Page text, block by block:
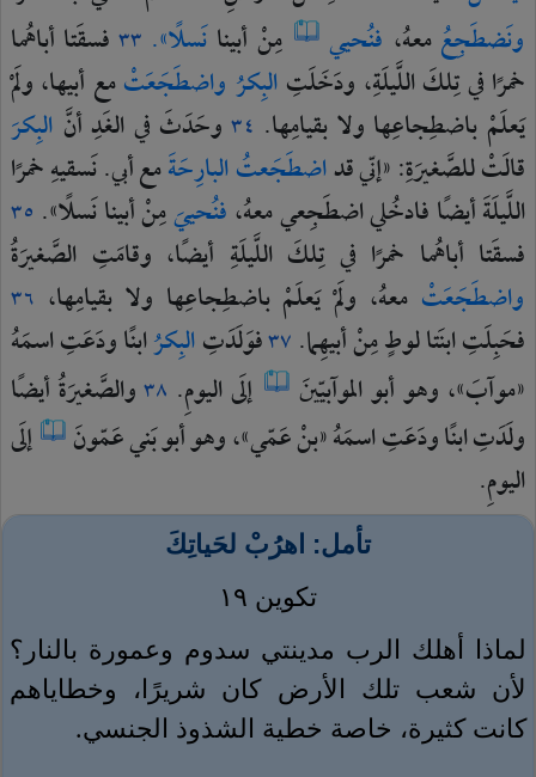
ونَضطَجِعُمعهُ، فنُحيي مِنْأبينانَسلًا». ٣٣ فسقَتاأباهُما
خمرًافيتِلكَاللَّيلَةِ،ودَخَلَتِالبِكرُواضطَجَعَتْمعأبيها،ولَمْ
يَعلَمْباضطِجاعِهاولابقيامِها. ٣٤ وحَدَثَفيالغَدِأنَّ البِكرَ
قالَتْللصَّغيرَةِ:«إنّيقداضطَجَعتُالبارِحَةَمعأبي.نَسقيهِخمرًا
اللَّيلَةَأيضًافادخُلياضطَجِعيمعهُ،فنُحييَمِنْأبينانَسلًا». ٣٥
فسقَتا أباهُما خمرًا فيتِلكَاللَّيلَةِ أيضًا، وقامَتِ الصَّغيرَةُ
واضطَجَعَتْ معهُ، ولَمْيَعلَمْباضطِجاعِها ولابقيامِها، ٣٦
فحَبِلَتِابنَتالوطٍمِنْأبيهِما. ٣٧فوَلَدَتِالبِكرُابنًاودَعَتِاسمَهُ
«موآبَ»،وهوأبوالموآبيّينَ إلَىاليومِ. ٣٨والصَّغيرَةُأيضًا
ولَدَتِابنًاودَعَتِاسمَهُ«بنْعَمّي»،وهوأبوبَنيعَمّونَ إلَى
اليومِ.
تأمل: اهرُبْ لحَياتِكَ
تكوين ١٩
لماذا أهلك الرب مدينتي سدوم وعمورة بالنار؟
لأن شعب تلك الأرض كان شريرًا، وخطاياهم
كانت كثيرة، خاصة خطية الشذوذ الجنسي.